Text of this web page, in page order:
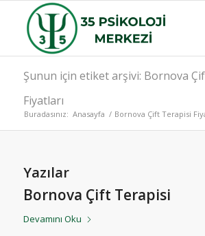
Şunun için etiket arşivi: Bornova
Fiyatları
Buradasınız: Anasayfa / Bornova Çift Terapisi
Yazılar
Bornova Çift Terapisi
Devamını Oku